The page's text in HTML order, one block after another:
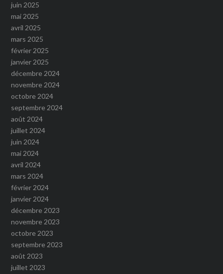
juin 2025
mai 2025
avril 2025
mars 2025
février 2025
janvier 2025
décembre 2024
novembre 2024
octobre 2024
septembre 2024
août 2024
juillet 2024
juin 2024
mai 2024
avril 2024
mars 2024
février 2024
janvier 2024
décembre 2023
novembre 2023
octobre 2023
septembre 2023
août 2023
juillet 2023